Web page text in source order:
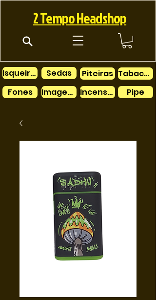
2 Tempo Headshop
Isqueiros
Fones
Sedas
Imagens
Piteiras
Tabacos
Incensos
Pipe